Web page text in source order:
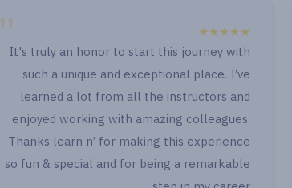
"
★★★★★
It's truly an honor to start this journey with
such a unique and exceptional place. I’ve
learned a lot from all the instructors and
enjoyed working with amazing colleagues.
Thanks learn n’ for making this experience
so fun & special and for being a remarkable